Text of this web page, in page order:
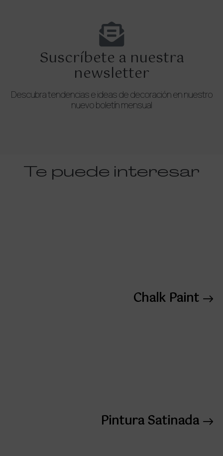
Suscríbete a nuestra
newsletter
Descubra tendencias e ideas de decoración en nuestro
nuevo boletín mensual
Te puede interesar
Chalk Paint
Pintura Satinada